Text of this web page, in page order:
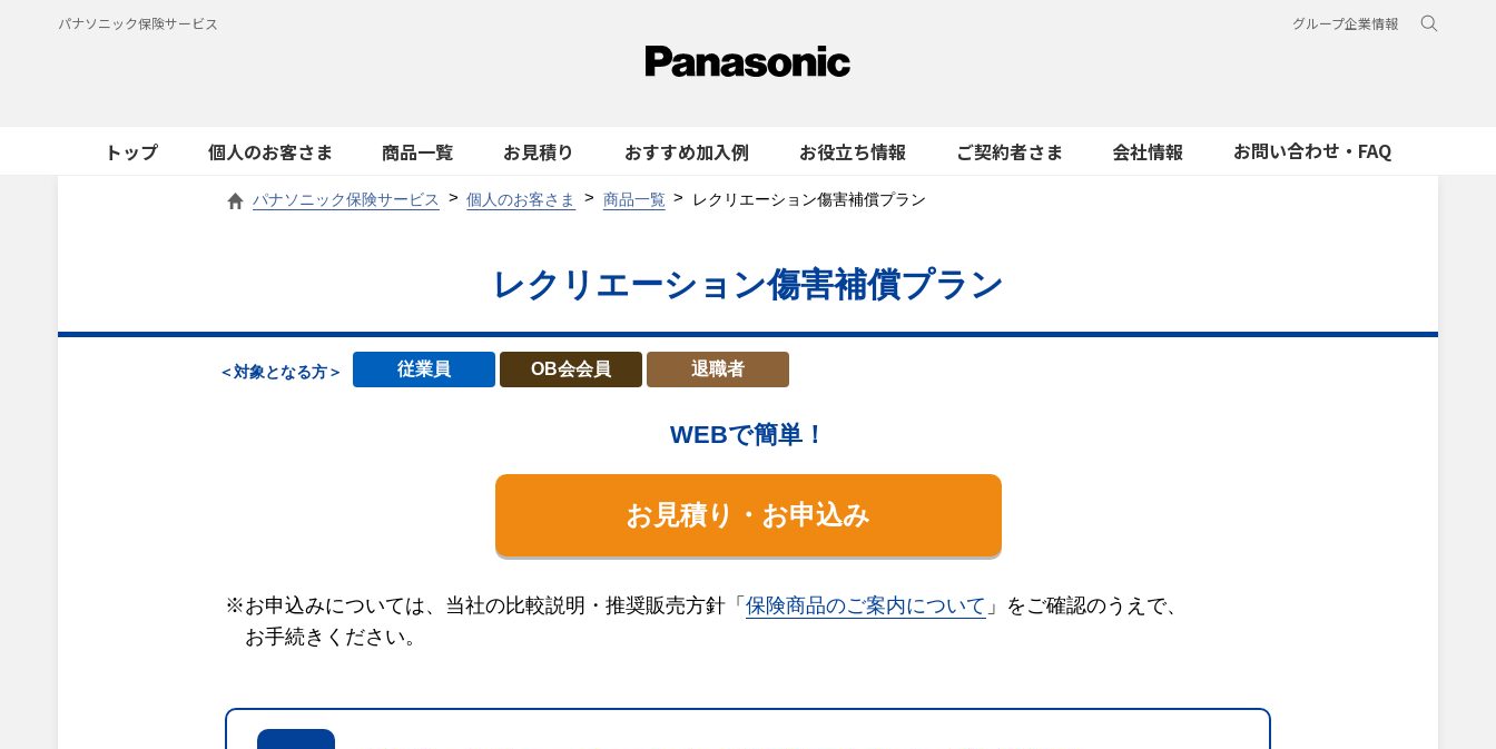
パナソニック保険サービス グループ企業情報
トップ 個人のお客さま 商品一覧 お見積り おすすめ加入例 お役立ち情報 ご契約者さま 会社情報 お問い合わせ・FAQ
パナソニック保険サービス 個人のお客さま 商品一覧 レクリエーション傷害補償プラン
レクリエーション傷害補償プラン
＜対象となる方＞ 従業員 OB会会員 退職者
WEBで簡単！
お見積り・お申込み
※お申込みについては、当社の比較説明・推奨販売方針「 保険商品のご案内について 」をご確認のうえで、
お手続きください。